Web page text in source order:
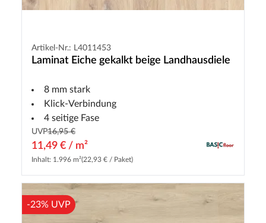
Artikel-Nr.: L4011453
Laminat Eiche gekalkt beige Landhausdiele
8 mm stark
Klick-Verbindung
4 seitige Fase
UVP16,95 €
11,49 € / m²
Inhalt: 1.996 m²(22,93 € / Paket)
-23% UVP